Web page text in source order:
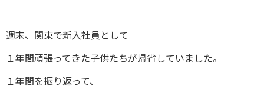
週末、関東で新入社員として
１年間頑張ってきた子供たちが帰省していました。
１年間を振り返って、